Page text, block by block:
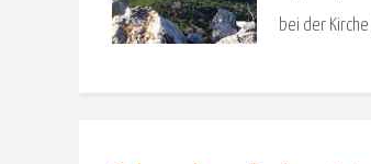
bei der